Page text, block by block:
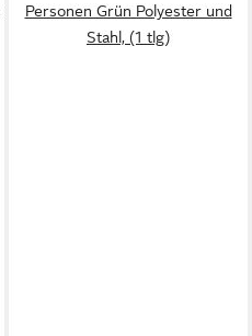
Personen Grün Polyester und
Stahl, (1 tlg)